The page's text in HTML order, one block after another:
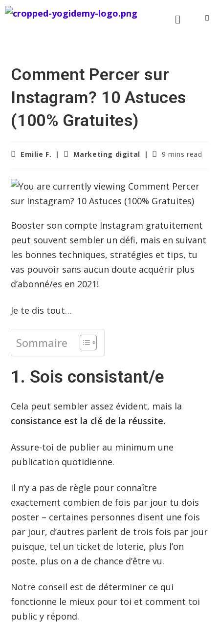
Comment Percer sur
Instagram? 10 Astuces
(100% Gratuites)
Emilie F. Marketing digital 9 mins read
Booster son compte Instagram gratuitement
peut souvent sembler un défi, mais en suivant
les bonnes techniques, stratégies et tips, tu
vas pouvoir sans aucun doute acquérir plus
d’abonné/es en 2021!
Je te dis tout…
Sommaire
1. Sois consistant/e
Cela peut sembler assez évident, mais la
consistance est la clé de la réussite.
Assure-toi de publier au minimum une
publication quotidienne.
Il n’y a pas de règle pour connaître
exactement combien de fois par jour tu dois
poster – certaines personnes disent une fois
par jour, d’autres parlent de trois fois par jour
puisque, tel un ticket de loterie, plus l’on
poste, plus on a de chance d’être vu.
Notre conseil est de déterminer ce qui
fonctionne le mieux pour toi et comment toi
public y répond.